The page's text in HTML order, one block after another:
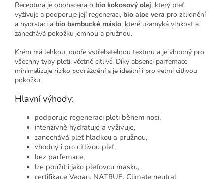
Receptura je obohacena o bio kokosový olej, který pleť
vyživuje a podporuje její regeneraci, bio aloe vera pro zklidnění
a hydrataci a bio bambucké máslo, které uzamyká vlhkost a
zanechává pokožku jemnou a pružnou.
Krém má lehkou, dobře vstřebatelnou texturu a je vhodný pro
všechny typy pleti, včetně citlivé. Díky absenci parfemace
minimalizuje riziko podráždění a je ideální i pro velmi citlivou
pokožku.
Hlavní výhody:
podporuje regeneraci pleti během noci,
intenzivně hydratuje a vyživuje,
zanechává pleť hladkou a pružnou,
vhodný i pro citlivou pleť,
bez parfemace,
lze použít i jako pleťovou masku,
certifikace Vegan, NATRUE, Climate neutral.